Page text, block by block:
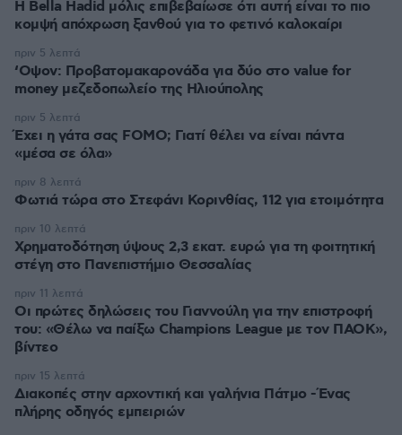
Η Bella Hadid μόλις επιβεβαίωσε ότι αυτή είναι το πιο
κομψή απόχρωση ξανθού για το φετινό καλοκαίρι
‘Οψον: Προβατομακαρονάδα για δύο στο value for
money μεζεδοπωλείο της Ηλιούπολης
πριν 5 λεπτά
Έχει η γάτα σας FOMO; Γιατί θέλει να είναι πάντα
«μέσα σε όλα»
πριν 5 λεπτά
Φωτιά τώρα στο Στεφάνι Κορινθίας, 112 για ετοιμότητα
πριν 8 λεπτά
Χρηματοδότηση ύψους 2,3 εκατ. ευρώ για τη φοιτητική
στέγη στο Πανεπιστήμιο Θεσσαλίας
πριν 10 λεπτά
Οι πρώτες δηλώσεις του Γιαννούλη για την επιστροφή
του: «Θέλω να παίξω Champions League με τον ΠΑΟΚ»,
βίντεο
πριν 11 λεπτά
Διακοπές στην αρχοντική και γαλήνια Πάτμο -Ένας
πλήρης οδηγός εμπειριών
πριν 15 λεπτά